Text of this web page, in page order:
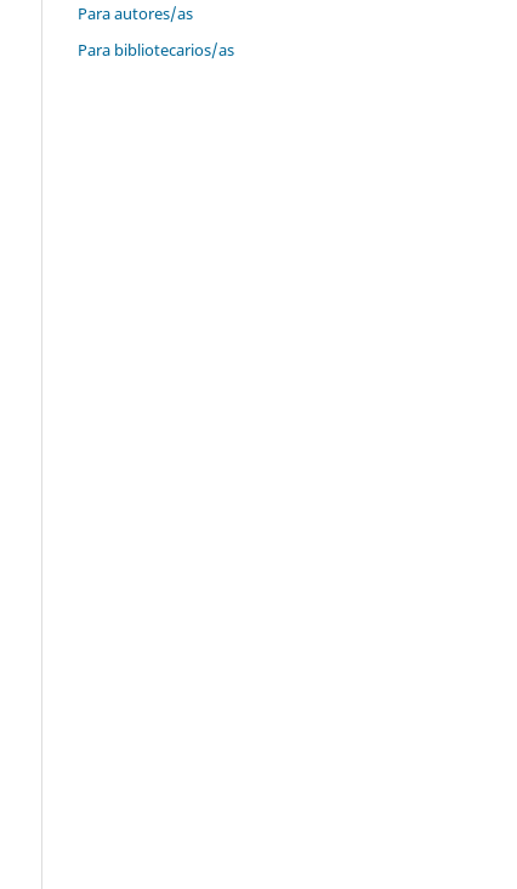
Para autores/as
Para bibliotecarios/as